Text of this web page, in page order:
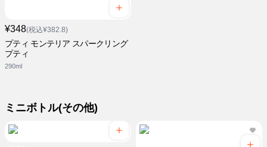
¥348(税込¥382.8)
プティ モンテリア スパークリング
プティ
290ml
ミニボトル(その他)